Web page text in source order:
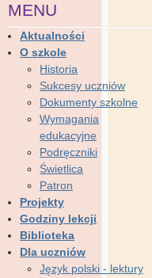
MENU
Aktualności
O szkole
Historia
Sukcesy uczniów
Dokumenty szkolne
Wymagania
edukacyjne
Podręczniki
Świetlica
Patron
Projekty
Godziny lekcji
Biblioteka
Dla uczniów
Język polski - lektury